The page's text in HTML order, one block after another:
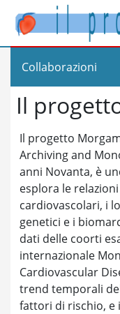
Collaborazioni
Il
Il progetto
Archiving and
anni Novanta, è
esplora le
cardiovascolari, i
genetici e i
dati delle coorti
internazionale
Cardiovascular
trend temporali
fattori di rischio, e